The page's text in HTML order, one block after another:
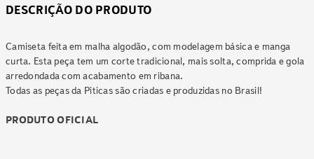
DESCRIÇÃO DO PRODUTO
Camiseta feita em malha algodão, com modelagem básica e manga
curta. Esta peça tem um corte tradicional, mais solta, comprida e gola
arredondada com acabamento em ribana.
Todas as peças da Piticas são criadas e produzidas no Brasil!
PRODUTO OFICIAL